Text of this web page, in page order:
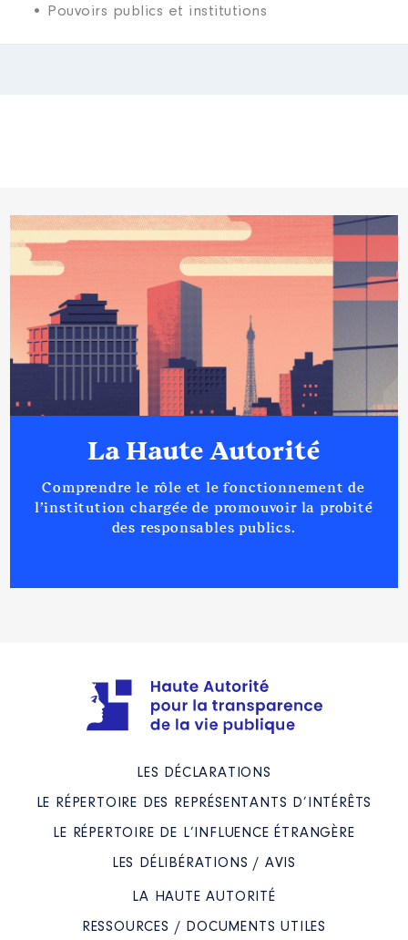
• Pouvoirs publics et institutions
La Haute Autorité
Comprendre le rôle et le fonctionnement de
l’institution chargée de promouvoir la probité
des responsables publics.
LES DÉCLARATIONS
LE RÉPERTOIRE DES REPRÉSENTANTS D’INTÉRÊTS
LE RÉPERTOIRE DE L’INFLUENCE ÉTRANGÈRE
LES DÉLIBÉRATIONS / AVIS
LA HAUTE AUTORITÉ
RESSOURCES / DOCUMENTS UTILES